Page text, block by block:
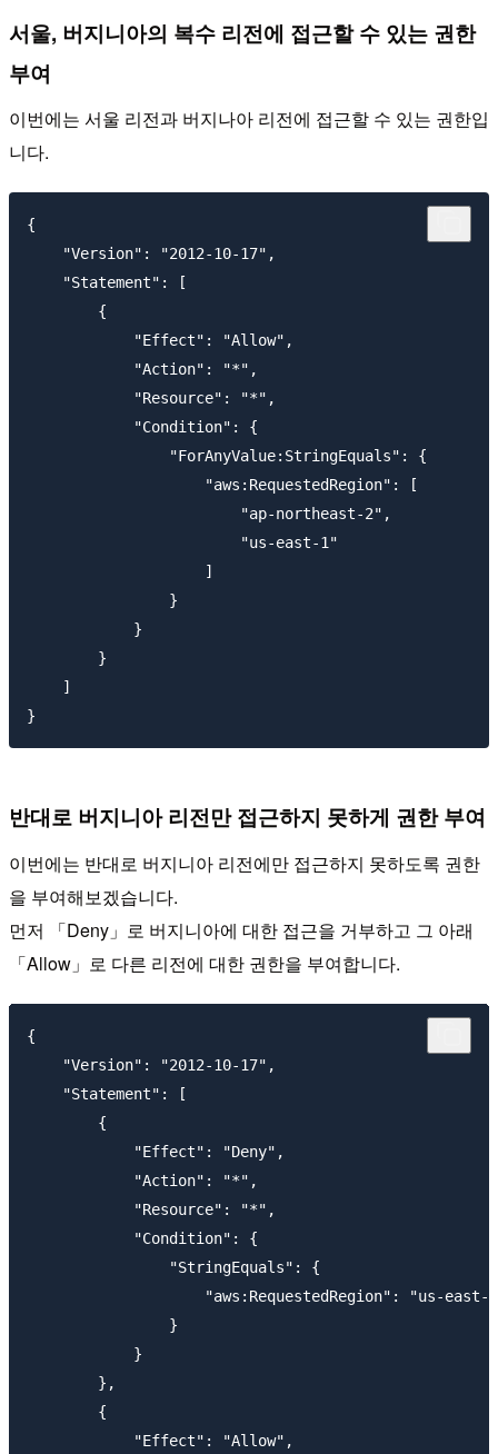
서울, 버지니아의 복수 리전에 접근할 수 있는 권한
부여
이번에는 서울 리전과 버지나아 리전에 접근할 수 있는 권한입
니다.
{
    "Version": "2012-10-17",
    "Statement": [
        {
            "Effect": "Allow",
            "Action": "*",
            "Resource": "*",
            "Condition": {
                "ForAnyValue:StringEquals": {
                    "aws:RequestedRegion": [
                        "ap-northeast-2",
                        "us-east-1"
                    ]
                }
            }
        }
    ]
반대로 버지니아 리전만 접근하지 못하게 권한 부여
이번에는 반대로 버지니아 리전에만 접근하지 못하도록 권한
을 부여해보겠습니다.
먼저 「Deny」로 버지니아에 대한 접근을 거부하고 그 아래
「Allow」로 다른 리전에 대한 권한을 부여합니다.
{
    "Version": "2012-10-17",
    "Statement": [
        {
            "Effect": "Deny",
            "Action": "*",
            "Resource": "*",
            "Condition": {
                "StringEquals": {
"aws:RequestedRegion": "us-east-
                }
            }
        },
        {
            "Effect": "Allow",